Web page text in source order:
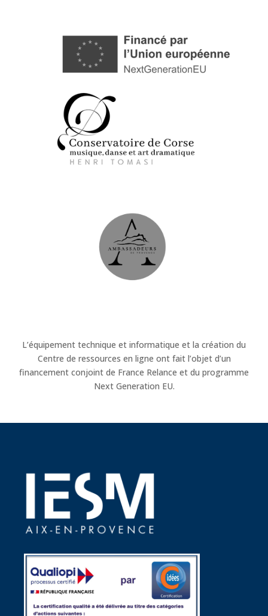
L’équipement technique et informatique et la création du
Centre de ressources en ligne ont fait l’objet d’un
financement conjoint de France Relance et du programme
Next Generation EU.